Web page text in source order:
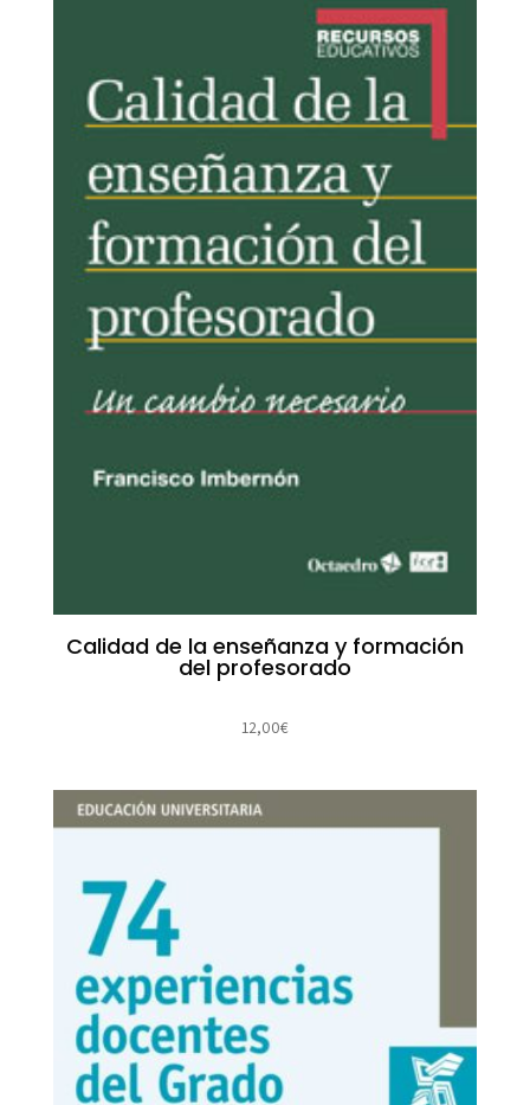
Calidad de la enseñanza y formación
del profesorado
12,00€